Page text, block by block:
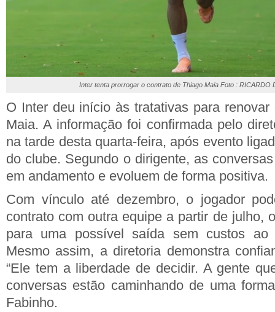
Inter tenta prorrogar o contrato de Thiago Maia Foto : RICARDO
O Inter deu início às tratativas para
Maia. A informação foi confirmada pelo
na tarde desta quarta-feira, após evento
do clube. Segundo o dirigente, as
em andamento e evoluem de forma positiva.
Com vínculo até dezembro, o jogador
contrato com outra equipe a partir de julho,
para uma possível saída sem custos ao
Mesmo assim, a diretoria demonstra
“Ele tem a liberdade de decidir. A gente
conversas estão caminhando de uma
Fabinho.